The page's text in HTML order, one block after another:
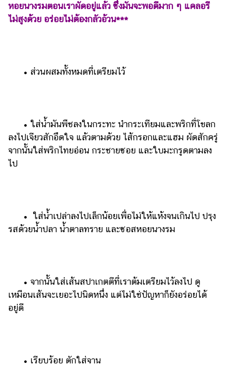
หอยนางรมตอนเราผัดอยู่แล้ว ซึ่งมันจะพอดีมาก ๆ แคลอรี
ไม่สูงด้วย อร่อยไม่ต้องกลัวอ้วน***
​​ •​ ​ส่วนผสมทั้งหมดที่เตรียมไว้
​​ •​ ​ใส่น้ำมันพืชลงในกระทะ นำกระเทียมและพริกที่โขลก
ลงไปเจียวสักอึดใจ แล้วตามด้วย ไส้กรอกและแฮม ผัดสักครู่
จากนั้นใส่พริกไทยอ่อน กระชายซอย และใบมะกรูดตามลง
ไป
​​ •​ ​ ใส่น้ำเปล่าลงไปเล็กน้อยเพื่อไม่ให้แห้งจนเกินไป ปรุง
รสด้วยน้ำปลา น้ำตาลทราย และซอสหอยนางรม
​​ •​ ​จากนั้นใส่เส้นสปาเกตตีที่เราต้มเตรียมไว้ลงไป ดู
เหมือนเส้นจะเยอะไปนิดหนึ่ง แต่ไม่ใช่ปัญหาก็ยังอร่อยได้
อยู่ดี
​​ •​ ​เรียบร้อย ตักใส่จาน